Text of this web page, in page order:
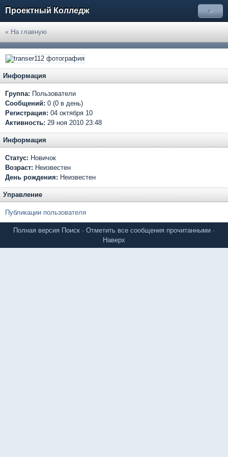
Проектный Колледж »
« На главную
Информация
Группа: Пользователи
Сообщений: 0 (0 в день)
Регистрация: 04 октября 10
Активность: 29 ноя 2010 23:48
Информация
Статус: Новичок
Возраст: Неизвестен
День рождения: Неизвестен
Управление
Публикации пользователя
Полная версия Поиск · Отметить все сообщения прочитанными ·
Наверх